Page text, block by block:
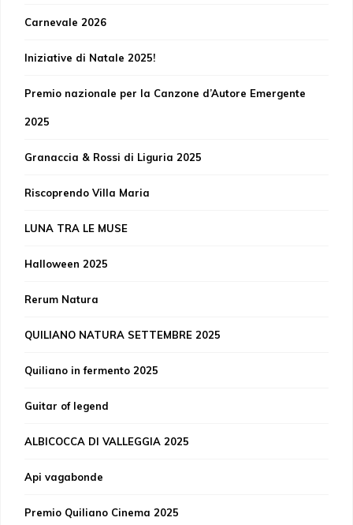
Carnevale 2026
Iniziative di Natale 2025!
Premio nazionale per la Canzone d’Autore Emergente
2025
Granaccia & Rossi di Liguria 2025
Riscoprendo Villa Maria
LUNA TRA LE MUSE
Halloween 2025
Rerum Natura
QUILIANO NATURA SETTEMBRE 2025
Quiliano in fermento 2025
Guitar of legend
ALBICOCCA DI VALLEGGIA 2025
Api vagabonde
Premio Quiliano Cinema 2025